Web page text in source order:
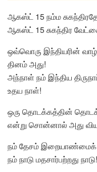
ஆகஸ்ட் 15 நம்ம
ஆகஸ்ட் 15 சுகந்திர
ஒவ்வொரு இந்தியரின்
தினம் அது!
அந்நாள் நம் இந்திய
உதய நாள்!
ஒரு தொடக்கத்தின்
என்று சொன்னால் அது
நம் தேசம்
நம் நாடு மதசார்பற்றது நாடு!